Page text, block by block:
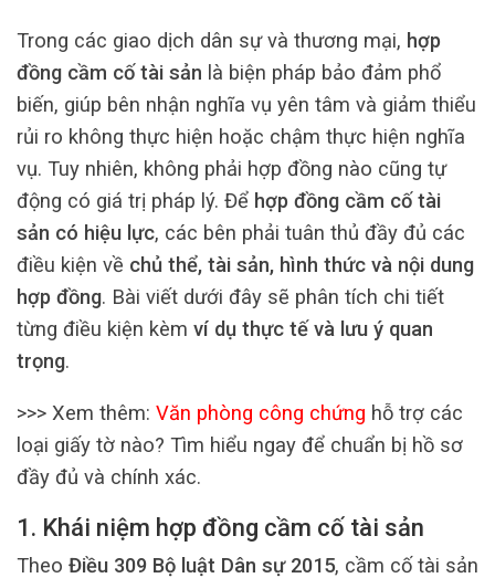
Trong các giao dịch dân sự và thương mại, hợp
đồng cầm cố tài sản là biện pháp bảo đảm phổ
biến, giúp bên nhận nghĩa vụ yên tâm và giảm thiểu
rủi ro không thực hiện hoặc chậm thực hiện nghĩa
vụ. Tuy nhiên, không phải hợp đồng nào cũng tự
động có giá trị pháp lý. Để hợp đồng cầm cố tài
sản có hiệu lực, các bên phải tuân thủ đầy đủ các
điều kiện về chủ thể, tài sản, hình thức và nội dung
hợp đồng. Bài viết dưới đây sẽ phân tích chi tiết
từng điều kiện kèm ví dụ thực tế và lưu ý quan
trọng.
>>> Xem thêm: Văn phòng công chứng hỗ trợ các
loại giấy tờ nào? Tìm hiểu ngay để chuẩn bị hồ sơ
đầy đủ và chính xác.
1. Khái niệm hợp đồng cầm cố tài sản
Theo Điều 309 Bộ luật Dân sự 2015, cầm cố tài sản